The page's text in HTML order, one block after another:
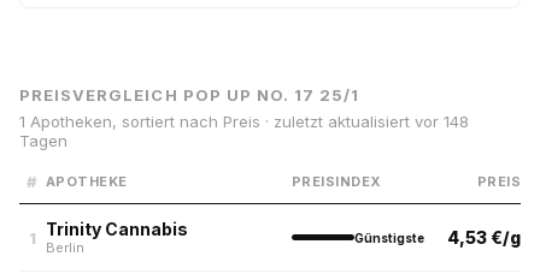
PREISVERGLEICH POP UP NO. 17 25/1
1 Apotheken, sortiert nach Preis · zuletzt aktualisiert vor 148
Tagen
# APOTHEKE PREISINDEX PREIS
1 Trinity Cannabis
Berlin
Günstigste 4,53 €/g